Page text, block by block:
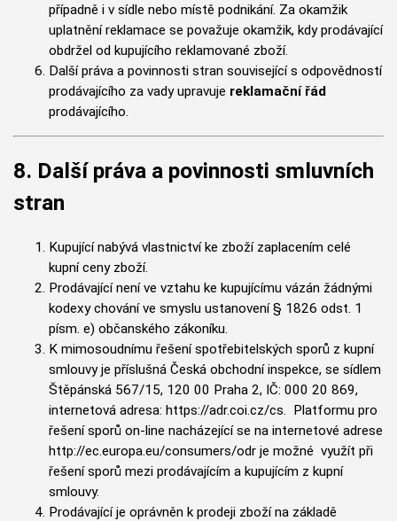
případně i v sídle nebo místě podnikání. Za okamžik
uplatnění reklamace se považuje okamžik, kdy prodávající
obdržel od kupujícího reklamované zboží.
Další práva a povinnosti stran související s odpovědností
prodávajícího za vady upravuje reklamační řád
prodávajícího.
8. Další práva a povinnosti smluvních
stran
Kupující nabývá vlastnictví ke zboží zaplacením celé
kupní ceny zboží.
Prodávající není ve vztahu ke kupujícímu vázán žádnými
kodexy chování ve smyslu ustanovení § 1826 odst. 1
písm. e) občanského zákoníku.
K mimosoudnímu řešení spotřebitelských sporů z kupní
smlouvy je příslušná Česká obchodní inspekce, se sídlem
Štěpánská 567/15, 120 00 Praha 2, IČ: 000 20 869,
internetová adresa: https://adr.coi.cz/cs. Platformu pro
řešení sporů on-line nacházející se na internetové adrese
http://ec.europa.eu/consumers/odr je možné využít při
řešení sporů mezi prodávajícím a kupujícím z kupní
smlouvy.
Prodávající je oprávněn k prodeji zboží na základě